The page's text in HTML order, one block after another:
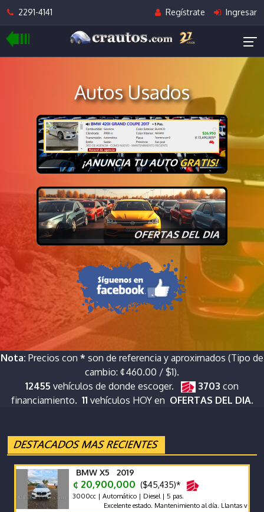
2291-4141 Regístrate Ingresar
Autos Usados
Nota: Precios con * son de referencia y aproximados (Tipo de
cambio: ¢460.00 / $1).
12455 vehículos de donde escoger. 3703 con
financiamiento. 11 vehículos HOY en OFERTAS DEL DIA.
BMW X5 2019
¢ 20,900,000 ($45,435)*
3000cc | Automático | Diesel | 5 pas.
Excelente estado. Mantenimiento al día. Llantas vientiuno